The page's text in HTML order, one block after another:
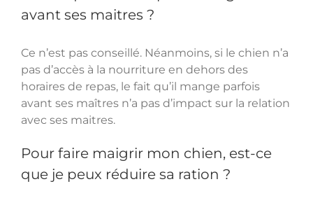
avant ses maitres ?
Ce n’est pas conseillé. Néanmoins, si le chien n’a
pas d’accès à la nourriture en dehors des
horaires de repas, le fait qu’il mange parfois
avant ses maîtres n’a pas d’impact sur la relation
avec ses maitres.
Pour faire maigrir mon chien, est-ce
que je peux réduire sa ration ?